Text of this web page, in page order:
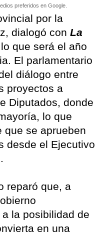
preferidos en Google.
por la
dialogó con La
que será el año
El parlamentario
diálogo entre
proyectos a
Diputados, donde
lo que
que se aprueben
desde el Ejecutivo
reparó que, a
la posibilidad de
en una